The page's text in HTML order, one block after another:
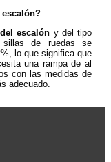
escalón y del tipo
sillas de ruedas se
lo que significa que
una rampa de al
con las medidas de
adecuado.